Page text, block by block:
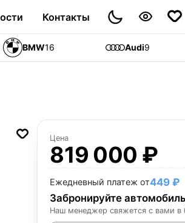
Контакты
BMW16 Audi9
Цена
819 000 ₽
Ежедневный платеж от449 ₽
Забронируйте автомобиль
Наш менеджер свяжется с вами